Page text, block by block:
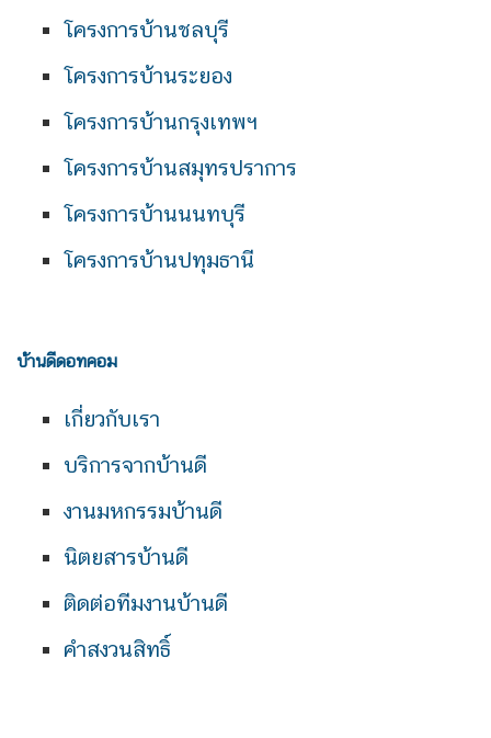
โครงการบ้านชลบุรี
โครงการบ้านระยอง
โครงการบ้านกรุงเทพฯ
โครงการบ้านสมุทรปราการ
โครงการบ้านนนทบุรี
โครงการบ้านปทุมธานี
บ้านดีดอทคอม
เกี่ยวกับเรา
บริการจากบ้านดี
งานมหกรรมบ้านดี
นิตยสารบ้านดี
ติดต่อทีมงานบ้านดี
คำสงวนสิทธิ์